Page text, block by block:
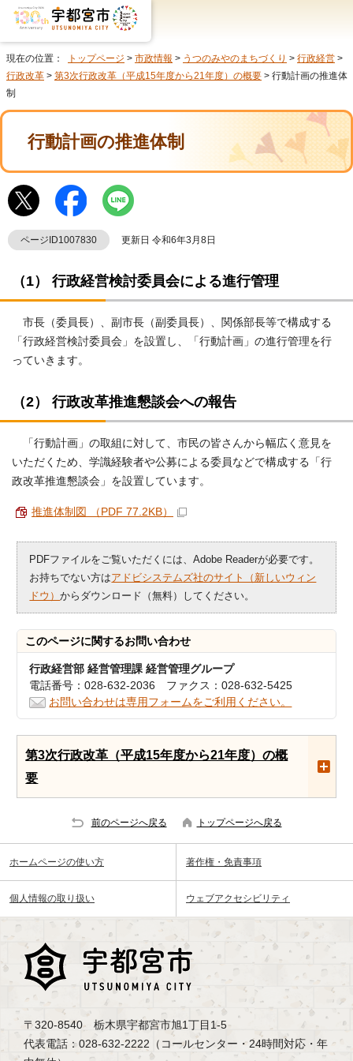
現在の位置： トップページ > 市政情報 > うつのみやのまちづくり > 行政経営 >
行政改革 > 第3次行政改革（平成15年度から21年度）の概要 > 行動計画の推進体
制
行動計画の推進体制
ページID1007830 更新日 令和6年3月8日
（1） 行政経営検討委員会による進行管理
市長（委員長）、副市長（副委員長）、関係部長等で構成する
「行政経営検討委員会」を設置し、「行動計画」の進行管理を行
っていきます。
（2） 行政改革推進懇談会への報告
「行動計画」の取組に対して、市民の皆さんから幅広く意見を
いただくため、学識経験者や公募による委員などで構成する「行
政改革推進懇談会」を設置しています。
推進体制図 （PDF 77.2KB）
PDFファイルをご覧いただくには、Adobe Readerが必要です。
お持ちでない方はアドビシステムズ社のサイト（新しいウィン
ドウ）からダウンロード（無料）してください。
このページに関するお問い合わせ
行政経営部 経営管理課 経営管理グループ
電話番号：028-632-2036 ファクス：028-632-5425
お問い合わせは専用フォームをご利用ください。
第3次行政改革（平成15年度から21年度）の概
要
前のページへ戻る トップページへ戻る
ホームページの使い方 著作権・免責事項
個人情報の取り扱い ウェブアクセシビリティ
〒320-8540 栃木県宇都宮市旭1丁目1-5
代表電話：028-632-2222（コールセンター・24時間対応・年